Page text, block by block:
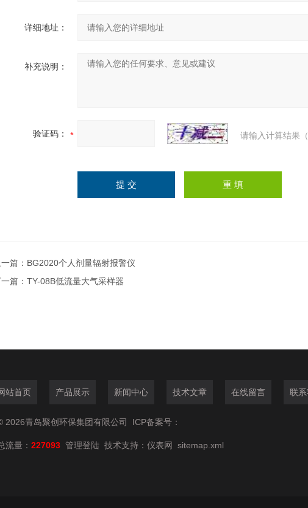
详细地址：
补充说明：
验证码： 请输入计算结果
一篇： BG2020个人剂量辐射报警仪
篇： TY-08B低流量大气采样器
站首页 产品展示 新闻中心 技术文章 在线留言 联
2026青岛聚创环保集团有限公司 ICP备案号：
流量： 227093 管理登陆 技术支持： 仪表网 sitemap.xml